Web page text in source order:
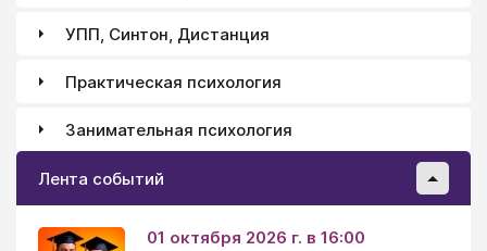
УПП, Синтон, Дистанция
Практическая психология
Занимательная психология
Лента событий
01 октября 2026 г. в 16:00